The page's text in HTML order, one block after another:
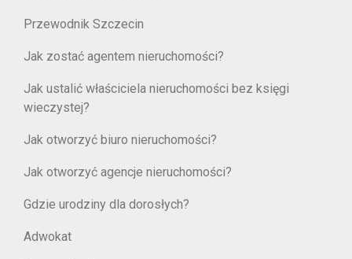
Przewodnik Szczecin
Jak zostać agentem nieruchomości?
Jak ustalić właściciela nieruchomości bez księgi
wieczystej?
Jak otworzyć biuro nieruchomości?
Jak otworzyć agencje nieruchomości?
Gdzie urodziny dla dorosłych?
Adwokat